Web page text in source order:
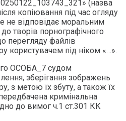
(назва
копіювання під час огляду
не відповідає моральним
творів порнографічного
перегляду файлів
користувачем під ніком «…».
ОСОБА_7 судом
зберігання зображень
з метою їх збуту, а також їх
кримінальна
до вимог ч.1 ст.301 КК